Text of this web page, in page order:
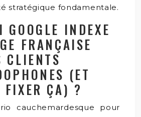
stratégique fondamentale.
GOOGLE INDEXE
FRANÇAISE
CLIENTS
(ET
FIXER ÇA) ?
cauchemardesque pour